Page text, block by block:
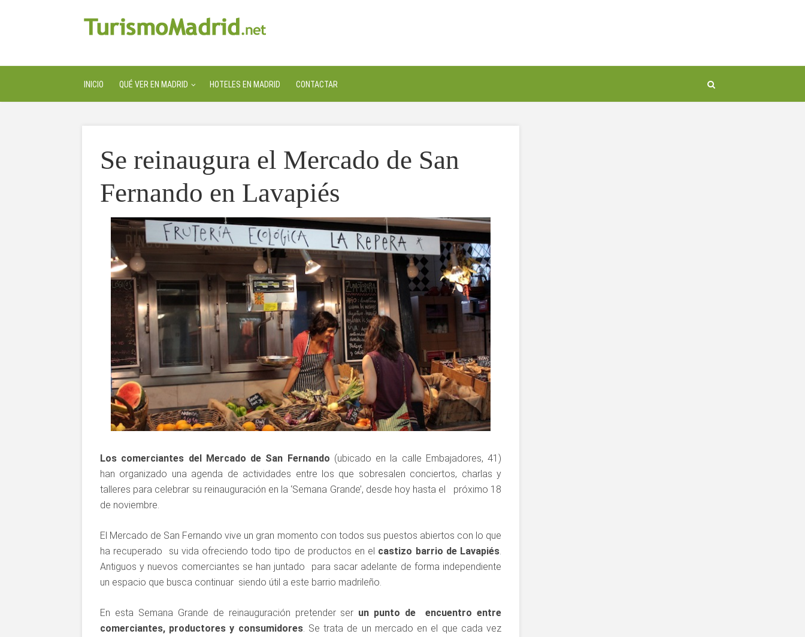
INICIO QUÉ VER EN MADRID HOTELES EN MADRID CONTACTAR
Se reinaugura el Mercado de San
Fernando en Lavapiés
Los comerciantes del Mercado de San Fernando (ubicado en la calle Embajadores, 41)
han organizado una agenda de actividades entre los que sobresalen conciertos, charlas y
talleres para celebrar su reinauguración en la ‘Semana Grande’, desde hoy hasta el próximo 18
de noviembre.
El Mercado de San Fernando vive un gran momento con todos sus puestos abiertos con lo que
ha recuperado su vida ofreciendo todo tipo de productos en el castizo barrio de Lavapiés
Antiguos y nuevos comerciantes se han juntado para sacar adelante de forma independiente
un espacio que busca continuar siendo útil a este barrio madrileño.
En esta Semana Grande de reinauguración pretender ser un punto de encuentro entre
comerciantes, productores y consumidores. Se trata de un mercado en el que cada vez